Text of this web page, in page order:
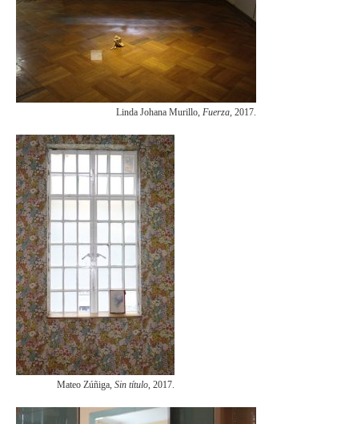
Linda Johana Murillo, Fuerza, 2017.
Mateo Zúñiga, Sin título, 2017.